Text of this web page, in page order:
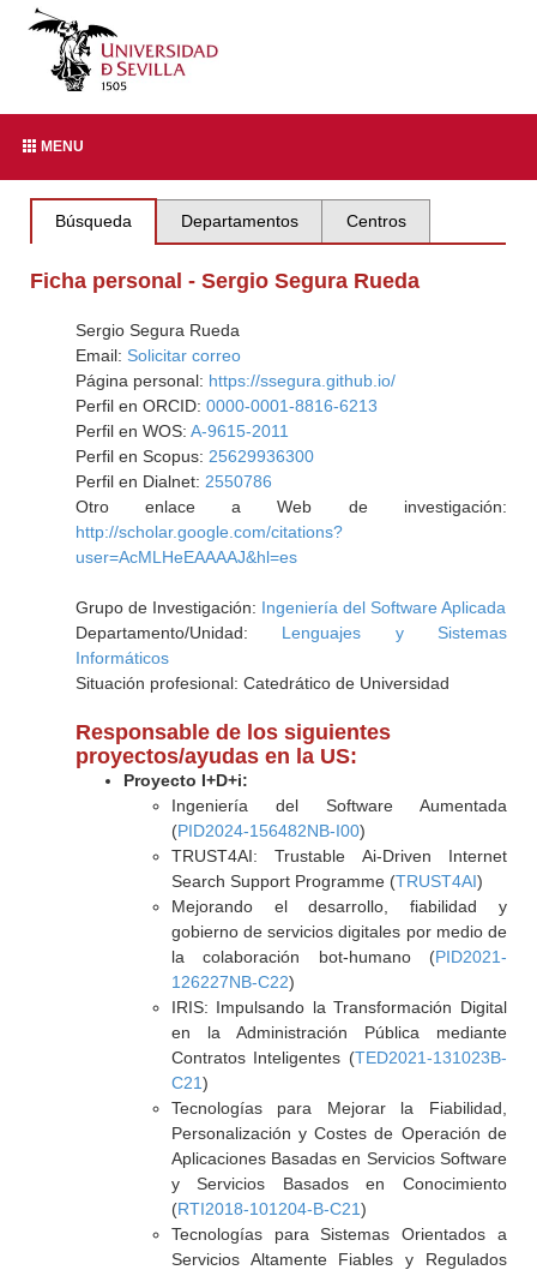
MENU
Búsqueda Departamentos Centros
Ficha personal - Sergio Segura Rueda
Sergio Segura Rueda
Email: Solicitar correo
Página personal: https://ssegura.github.io/
Perfil en ORCID: 0000-0001-8816-6213
Perfil en WOS: A-9615-2011
Perfil en Scopus: 25629936300
Perfil en Dialnet: 2550786
Otro enlace a Web de investigación:
http://scholar.google.com/citations?
user=AcMLHeEAAAAJ&hl=es
Grupo de Investigación: Ingeniería del Software Aplicada
Departamento/Unidad: Lenguajes y Sistemas
Informáticos
Situación profesional: Catedrático de Universidad
Responsable de los siguientes
proyectos/ayudas en la US:
Proyecto I+D+i:
Ingeniería del Software Aumentada
(PID2024-156482NB-I00)
TRUST4AI: Trustable Ai-Driven Internet
Search Support Programme (TRUST4AI)
Mejorando el desarrollo, fiabilidad y
gobierno de servicios digitales por medio de
la colaboración bot-humano (PID2021-
126227NB-C22)
IRIS: Impulsando la Transformación Digital
en la Administración Pública mediante
Contratos Inteligentes (TED2021-131023B-
C21)
Tecnologías para Mejorar la Fiabilidad,
Personalización y Costes de Operación de
Aplicaciones Basadas en Servicios Software
y Servicios Basados en Conocimiento
(RTI2018-101204-B-C21)
Tecnologías para Sistemas Orientados a
Servicios Altamente Fiables y Regulados